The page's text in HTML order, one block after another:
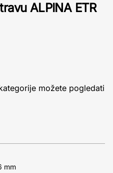
ALPINA ETR
možete pogledati
mm